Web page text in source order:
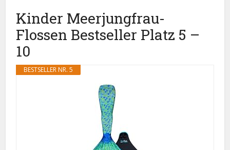
Kinder Meerjungfrau-
Flossen Bestseller Platz 5 –
10
BESTSELLER NR. 5